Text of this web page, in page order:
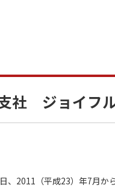
社 ジョイフ
、2011（平成23）年7月か